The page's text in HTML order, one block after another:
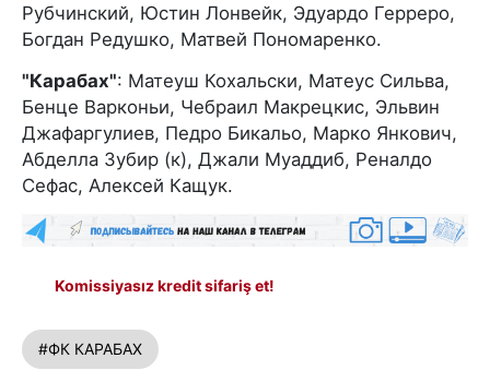
Рубчинский, Юстин Лонвейк, Эдуардо Герреро,
Богдан Редушко, Матвей Пономаренко.
"Карабах": Матеуш Кохальски, Матеус Сильва,
Бенце Варконьи, Чебраил Макрецкис, Эльвин
Джафаргулиев, Педро Бикальо, Марко Янкович,
Абделла Зубир (к), Джали Муаддиб, Реналдо
Сефас, Алексей Кащук.
Komissiyasız kredit sifariş et!
#ФК КАРАБАХ